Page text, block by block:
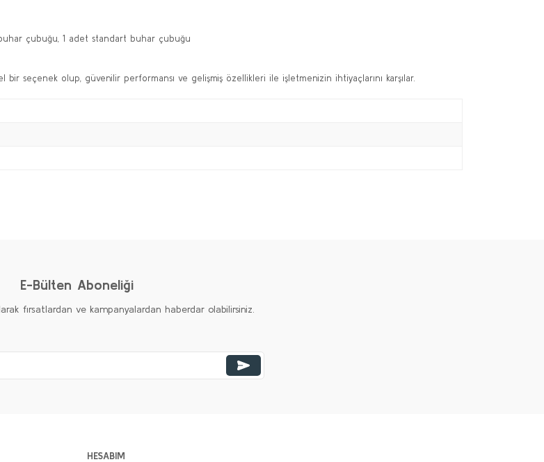
çubuğu, 1 adet standart buhar çubuğu
seçenek olup, güvenilir performansı ve gelişmiş özellikleri ile işletmenizin ihtiyaçlarını karşılar.
E-Bülten Aboneliği
fırsatlardan ve kampanyalardan haberdar olabilirsiniz.
HESABIM